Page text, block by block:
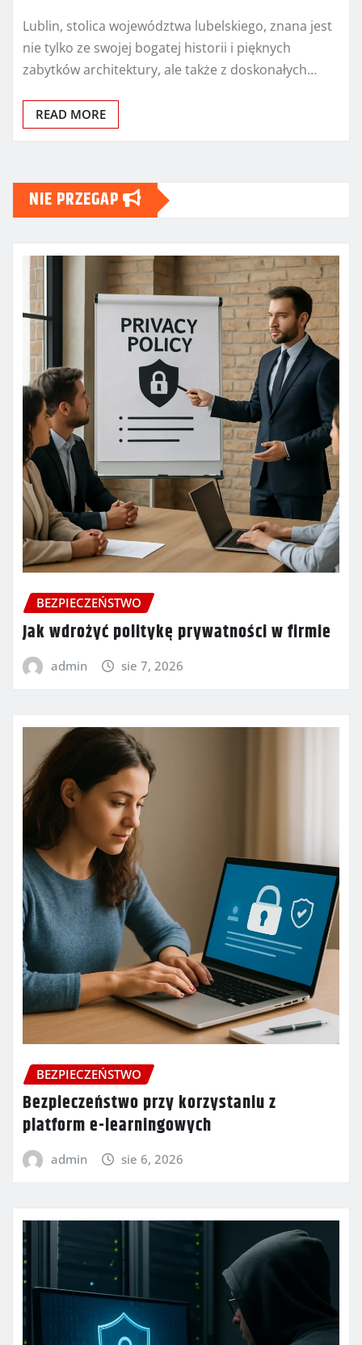
Lublin, stolica województwa lubelskiego, znana jest
nie tylko ze swojej bogatej historii i pięknych
zabytków architektury, ale także z doskonałych…
READ MORE
NIE PRZEGAP
BEZPIECZEŃSTWO
Jak wdrożyć politykę prywatności w firmie
admin sie 7, 2026
BEZPIECZEŃSTWO
Bezpieczeństwo przy korzystaniu z
platform e-learningowych
admin sie 6, 2026